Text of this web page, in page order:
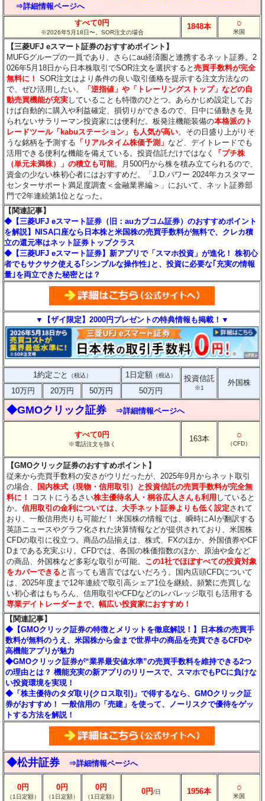
⇒詳細情報ページへ
すべて0円
※2026年5月18日〜。SOR注文の場合
1848本 ○
米国
【三菱UFJ eスマート証券のおすすめポイント】
MUFGグループの一員であり、さらにau経済圏と連携するネット証券。2
026年5月18日から日本株取引でSOR注文を選択すると売買手数料が完全
無料に！ SOR注文はより条件の良い取引価格を提示する注文方法なの
で、ぜひ活用したい。
「逆指値」や「トレーリングストップ」などの自
動売買機能が充実していることも特徴のひとつ。あらかじめ設定してお
けば自動的に購入や利益確定、損切りができるので、日中に値動きを見
られないサラリーマン投資家には便利だ。板発注機能装備の本格派のト
レードツール「kabuステーション」も人気が高い。その日盛り上がりそ
うな銘柄を予測する 「リアルタイム株価予測」 など、デイトレードでも
活用できる便利な機能を備えている。投資信託だけではなく
「プチ株
（単元未満株）」の積立も可能。月500円から株を積み立てられるので、
資金の少ない株初心者にはおすすめだ。「J.D.パワー 2024年カスタマー
センターサポート満足度調査＜金融業界編＞」において、ネット証券部
門で2年連続第1位となった。
【関連記事】
◆【三菱UFJ eスマート証券（旧：auカブコム証券）のおすすめポイント
を解説】NISA口座なら日本株と米国株の売買手数料が無料で、クレカ積
立の還元率はネット証券トップクラス
◆【三菱UFJ eスマート証券】新アプリで「スマホ投資」が進化！ 株初心
者でもサクサク使える｢シンプルな操作性｣と、投資に必要な｢充実の情報
量｣を両立できた秘密とは？
▼【ザイ限定】2000円プレゼントの特典情報も掲載！▼
1約定ごと （税込） 1日定額 （税込） 投資信託
※1
外国株
10万円
20万円 50万円 50万円
◆GMOクリック証券 ⇒詳細情報ページへ
すべて0円
※電話注文を除く
163本 ○
（CFD）
【GMOクリック証券のおすすめポイント】
従来から売買手数料の安さがウリだったが、2025年9月からネット取引
の場合、
国内株式（現物・信用取引）と投資信託の売買手数料が完全無
料に！
コストにうるさい株主優待名人・桐谷広人さんも利用 していると
か。信用取引の金利については、大手ネット証券よりも低く設定されて
おり、一般信用売りも可能だ！ 米国株の情報では、瞬時にAIが翻訳する
英語ニュースやグラフ化された決算情報などが提供されており、米国株
CFDの取引に役立つ。商品の品揃えは、株式、FXのほか、外国債券やCF
Dまである充実ぶり。CFDでは、各国の株価指数のほか、原油や金など
の商品、外国株など多彩な取引が可能。 この1社でほぼすべての投資対象
をカバーできる と言っても過言ではないだろう。国内店頭CFDについて
は、2025年度まで12年連続で取引高シェア1位を継続。頻繁に売買しな
い初心者はもちろん、信用取引やCFDなどのレバレッジ取引も活用する
専業デイトレーダーまで、幅広い投資家におすすめ！
【関連記事】
◆【GMOクリック証券の特徴とメリットを徹底解説！】日本株の売買手
数料が無料のうえ、米国株から金まで世界中の商品を売買できるCFDや
高機能アプリが魅力
◆GMOクリック証券が“業界最安値水準”の売買手数料を維持できる2つ
の理由とは？ 機能充実の新アプリのリリースで、スマホでもPCに負けな
い投資環境を実現！
◆「株主優待のタダ取り(クロス取引)」で得するなら、GMOクリック証
券がおすすめ！ 一般信用の「売建」を使って、ノーリスクで優待をゲッ
トする方法を解説！
◆松井証券 ⇒詳細情報ページへ
0円
（1日定額）
0円
（1日定額）
0円
（1日定額）
0円/日 1956本 ○
米国